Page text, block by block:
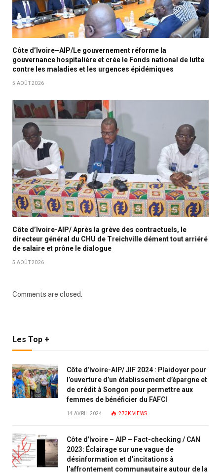
Côte d’Ivoire–AIP/Le gouvernement réforme la
gouvernance hospitalière et crée le Fonds national de lutte
contre les maladies et les urgences épidémiques
5 AOÛT 2026
Côte d’Ivoire-AIP/ Après la grève des contractuels, le
directeur général du CHU de Treichville dément tout arriéré
de salaire et prône le dialogue
5 AOÛT 2026
Comments are closed.
Les Top +
Côte d’Ivoire-AIP/ JIF 2024 : Plaidoyer pour
l’ouverture d’un établissement d’épargne et
de crédit à Songon pour permettre aux
femmes de bénéficier du FAFCI
14 AVRIL 2024 273KVIEWS
Côte d’Ivoire – AIP – Fact-checking / CAN
2023: Éclairage sur une vague de
désinformation et d’incitations à
l’affrontement communautaire autour de la